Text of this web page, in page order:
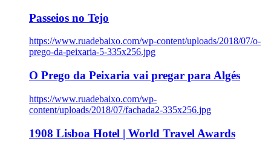
Passeios no Tejo
https://www.ruadebaixo.com/wp-content/uploads/2018/07/o-
prego-da-peixaria-5-335x256.jpg
O Prego da Peixaria vai pregar para Algés
https://www.ruadebaixo.com/wp-
content/uploads/2018/07/fachada2-335x256.jpg
1908 Lisboa Hotel | World Travel Awards